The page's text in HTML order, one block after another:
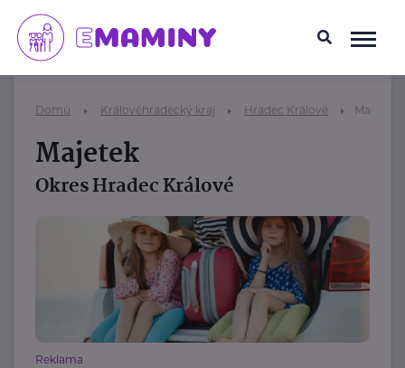
Domů Královéhradecký kraj Hradec Králové Majetek
Majetek
Okres Hradec Králové
Reklama